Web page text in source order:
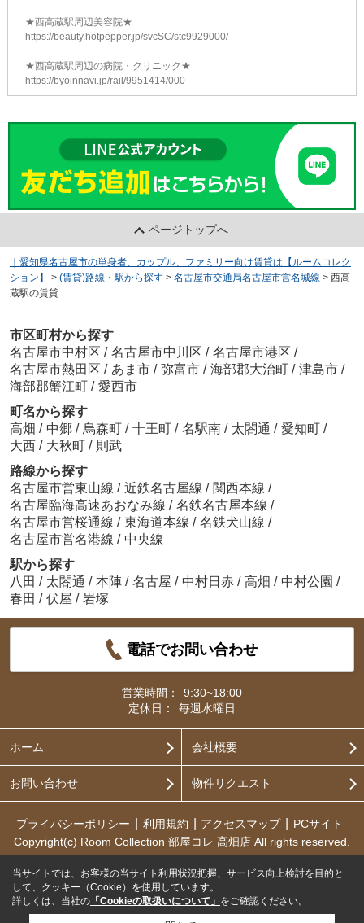
★西高蔵駅周辺美容院★
https://beauty.hotpepper.jp/svcSC/stc9929000/
★西高蔵駅周辺の病院・クリニック★
https://byoinnavi.jp/rail/9951414/000
ページトップへ
｜愛知県名古屋市の単身者、カップル、ファミリー向け賃貸は【ルームコレク
ション】
> (賃貸)路線・駅から探す > 名古屋市交通局名古屋市営名城線 > 西高
蔵駅の賃貸
市区町村から探す
名古屋市中村区 / 名古屋市中川区 / 名古屋市港区 /
名古屋市熱田区 / あま市 / 弥富市 / 海部郡大治町 / 津島市 /
海部郡蟹江町 / 愛西市
町名から探す
高畑 / 中郷 / 烏森町 / 十王町 / 名駅南 / 太閤通 / 愛知町 /
大西 / 大秋町 / 則武
路線から探す
名古屋市営東山線 / 近鉄名古屋線 / 関西本線 /
名古屋臨海高速あおなみ線 / 名鉄名古屋本線 /
名古屋市営桜通線 / 東海道本線 / 名鉄犬山線 /
名古屋市営名港線 / 中央線
駅から探す
八田 / 太閤通 / 本陣 / 名古屋 / 中村日赤 / 高畑 / 中村公園 /
春田 / 伏屋 / 岩塚
電話でお問い合わせ
営業時間：
9:30~18:00
定休日：
毎週水曜日
ホーム 会社概要
お問い合わせ 物件リクエスト
プライバシーポリシー 利用規約 アクセスマップ
PCサイト
Copyright(c) Room Collection 部屋コレ 高畑店 All rights reserved.
当サイトでは、お客様の当サイト利用状況把握、サービス向上検討を目的と
して、クッキー（Cookie）を使用しています。
詳しくは、当社の 「Cookieの取扱いについて」 をご確認ください。